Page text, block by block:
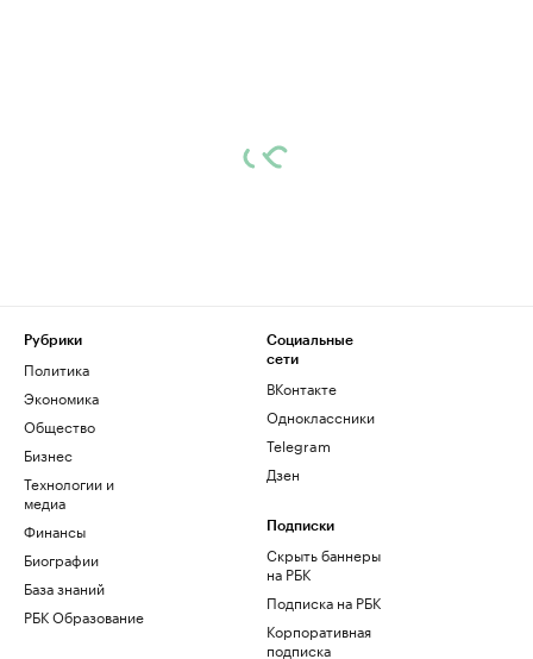
Рубрики
Политика
Экономика
Общество
Бизнес
Технологии и
медиа
Финансы
Биографии
База знаний
РБК Образование
Социальные
сети
ВКонтакте
Одноклассники
Telegram
Дзен
Подписки
Скрыть баннеры
на РБК
Подписка на РБК
Корпоративная
подписка